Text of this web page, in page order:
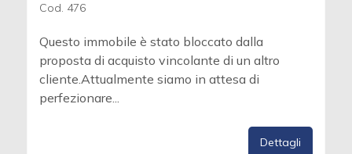
Cod. 476
Questo immobile è stato bloccato dalla
proposta di acquisto vincolante di un altro
cliente.Attualmente siamo in attesa di
perfezionare...
Dettagli